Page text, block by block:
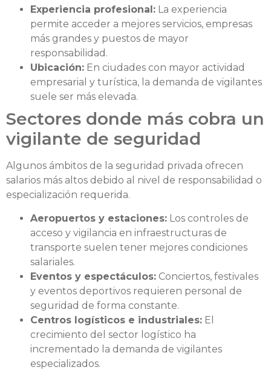
Experiencia profesional: La experiencia
permite acceder a mejores servicios, empresas
más grandes y puestos de mayor
responsabilidad.
Ubicación: En ciudades con mayor actividad
empresarial y turística, la demanda de vigilantes
suele ser más elevada.
Sectores donde más cobra un
vigilante de seguridad
Algunos ámbitos de la seguridad privada ofrecen
salarios más altos debido al nivel de responsabilidad o
especialización requerida.
Aeropuertos y estaciones: Los controles de
acceso y vigilancia en infraestructuras de
transporte suelen tener mejores condiciones
salariales.
Eventos y espectáculos: Conciertos, festivales
y eventos deportivos requieren personal de
seguridad de forma constante.
Centros logísticos e industriales: El
crecimiento del sector logístico ha
incrementado la demanda de vigilantes
especializados.